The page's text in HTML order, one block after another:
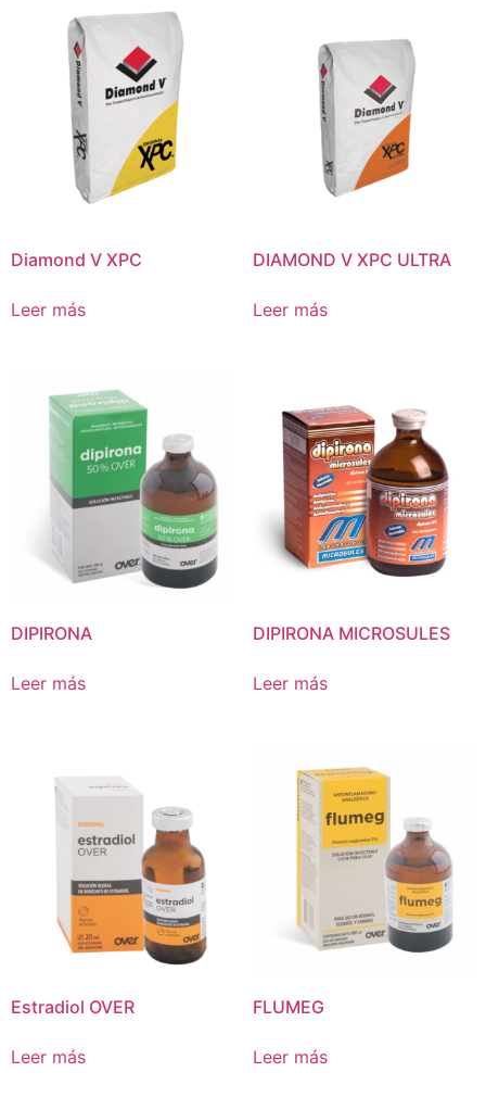
Diamond V XPC
Leer más
DIAMOND V XPC ULTRA
Leer más
DIPIRONA
Leer más
DIPIRONA MICROSULES
Leer más
Estradiol OVER
Leer más
FLUMEG
Leer más